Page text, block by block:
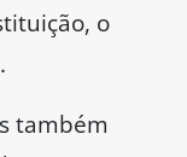
o
.
também